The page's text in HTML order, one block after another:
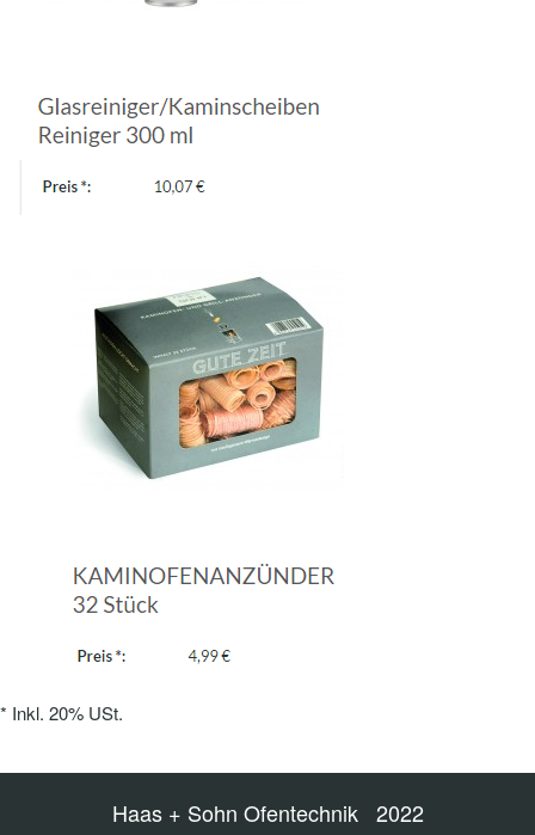
* Inkl. 20% USt.
Haas + Sohn Ofentechnik 2022